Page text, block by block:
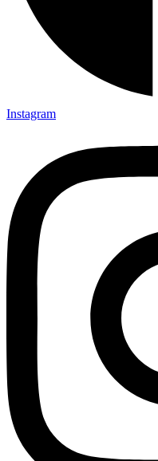
Instagram